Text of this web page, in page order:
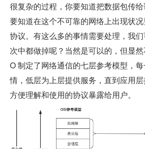
很复杂的过程，你要知道把数据包传
要知道在这个不可靠的网络上出现状
协议。有这么多的事情需要处理，我
次中都做掉呢？当然是可以的，但显
O 制定了网络通信的七层参考模型，
情，低层为上层提供服务，直到应用
方便理解和使用的协议暴露给用户。